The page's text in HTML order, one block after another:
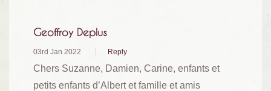
Geoffroy Deplus
03rd Jan 2022 Reply
Chers Suzanne, Damien, Carine, enfants et
petits enfants d’Albert et famille et amis